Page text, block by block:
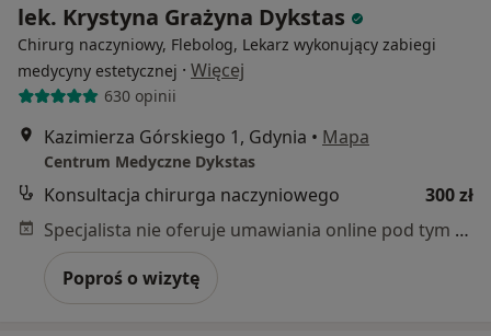
lek. Krystyna Grażyna Dykstas
Chirurg naczyniowy, Flebolog, Lekarz wykonujący zabiegi
medycyny estetycznej · Więcej
630 opinii
Kazimierza Górskiego 1, Gdynia • Mapa
Centrum Medyczne Dykstas
Konsultacja chirurga naczyniowego
300 zł
Specjalista nie oferuje umawiania online pod tym adresem.
Poproś o wizytę